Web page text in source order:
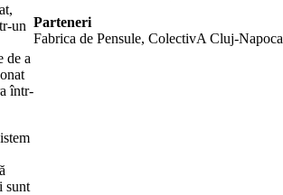
un
de a
într-
sunt
Parteneri
Fabrica de Pensule, ColectivA Cluj-Napoca